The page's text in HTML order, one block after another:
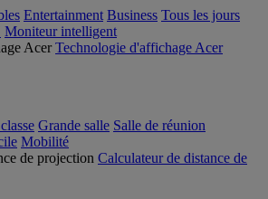
Entertainment Business Tous les jours
Moniteur intelligent
Technologie d'affichage Acer
Grande salle Salle de réunion
Mobilité
Calculateur de distance de